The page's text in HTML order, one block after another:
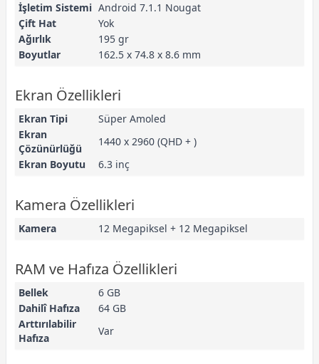
İşletim Sistemi Android 7.1.1 Nougat
Çift Hat
Yok
Ağırlık
195 gr
Boyutlar
162.5 x 74.8 x 8.6 mm
Ekran Özellikleri
Ekran Tipi
Süper Amoled
Ekran
Çözünürlüğü
1440 x 2960 (QHD + )
Ekran Boyutu
6.3 inç
Kamera Özellikleri
Kamera 12 Megapiksel + 12 Megapiksel
RAM ve Hafıza Özellikleri
Bellek
6 GB
Dahilî Hafıza
64 GB
Arttırılabilir
Hafıza
Var